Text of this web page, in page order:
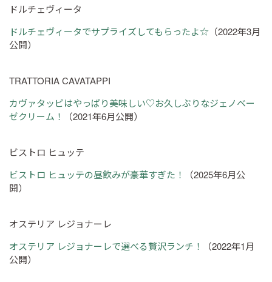
ドルチェヴィータ
ドルチェヴィータでサプライズしてもらったよ☆ （2022年3月
公開）
TRATTORIA CAVATAPPI
カヴァタッピはやっぱり美味しい♡お久しぶりなジェノベー
ゼクリーム！
（2021年6月公開）
ビストロ ヒュッテ
ビストロ ヒュッテの昼飲みが豪華すぎた！
（2025年6月公
開）
オステリア レジョナーレ
オステリア レジョナーレで選べる贅沢ランチ！
（2022年1月
公開）